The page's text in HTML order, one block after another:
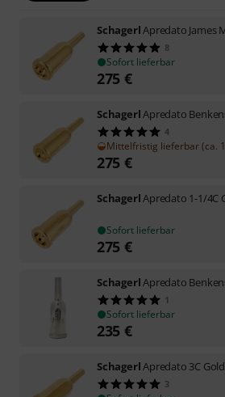
SchagerlApredato James
8
Sofort lieferbar
275 €
SchagerlApredato
4
Mittelfristig lieferbar (ca.
275 €
SchagerlApredato 1-1/4C
Sofort lieferbar
275 €
SchagerlApredato
1
Sofort lieferbar
235 €
SchagerlApredato 3C Gold
3